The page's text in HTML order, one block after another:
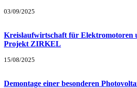
03/09/2025
Kreislaufwirtschaft für Elektromotoren
Projekt ZIRKEL
15/08/2025
Demontage einer besonderen